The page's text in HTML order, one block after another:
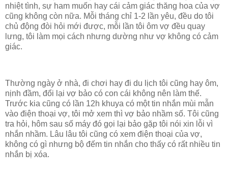
nhiệt tình, sự ham muốn hay cái cảm giác thăng hoa của vợ
cũng không còn nữa. Mỗi tháng chỉ 1-2 lần yêu, đều do tôi
chủ động đòi hỏi mới được, mỗi lần tôi ôm vợ đều quay
lưng, tôi làm mọi cách nhưng dường như vợ không có cảm
giác.
Thường ngày ở nhà, đi chơi hay đi du lịch tôi cũng hay ôm,
nịnh đầm, đổi lại vợ bảo có con cái không nên làm thế.
Trước kia cũng có lần 12h khuya có một tin nhắn mùi mẫn
vào điện thoại vợ, tôi mở xem thì vợ bảo nhầm số. Tôi cũng
tra hỏi, hôm sau số máy đó gọi lại bảo gặp tôi nói xin lỗi vì
nhắn nhầm. Lâu lâu tôi cũng có xem điện thoại của vợ,
không có gì nhưng bộ đếm tin nhắn cho thấy có rất nhiều tin
nhắn bị xóa.